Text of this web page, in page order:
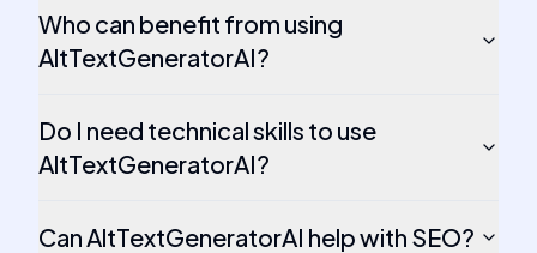
Who can benefit from using
AltTextGeneratorAI?
Do I need technical skills to use
AltTextGeneratorAI?
Can AltTextGeneratorAI help with SEO?